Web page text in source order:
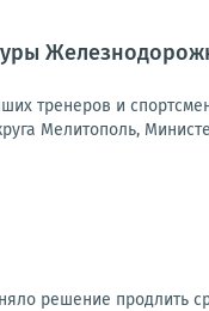
тренеров и
Мелитополь,
решение продлить